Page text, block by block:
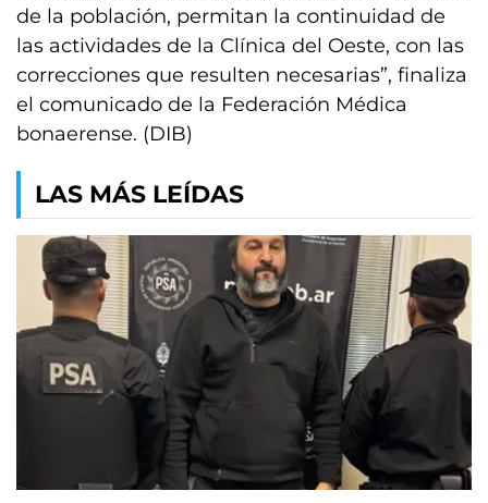
de la población, permitan la continuidad de
las actividades de la Clínica del Oeste, con las
correcciones que resulten necesarias”, finaliza
el comunicado de la Federación Médica
bonaerense. (DIB)
LAS MÁS LEÍDAS